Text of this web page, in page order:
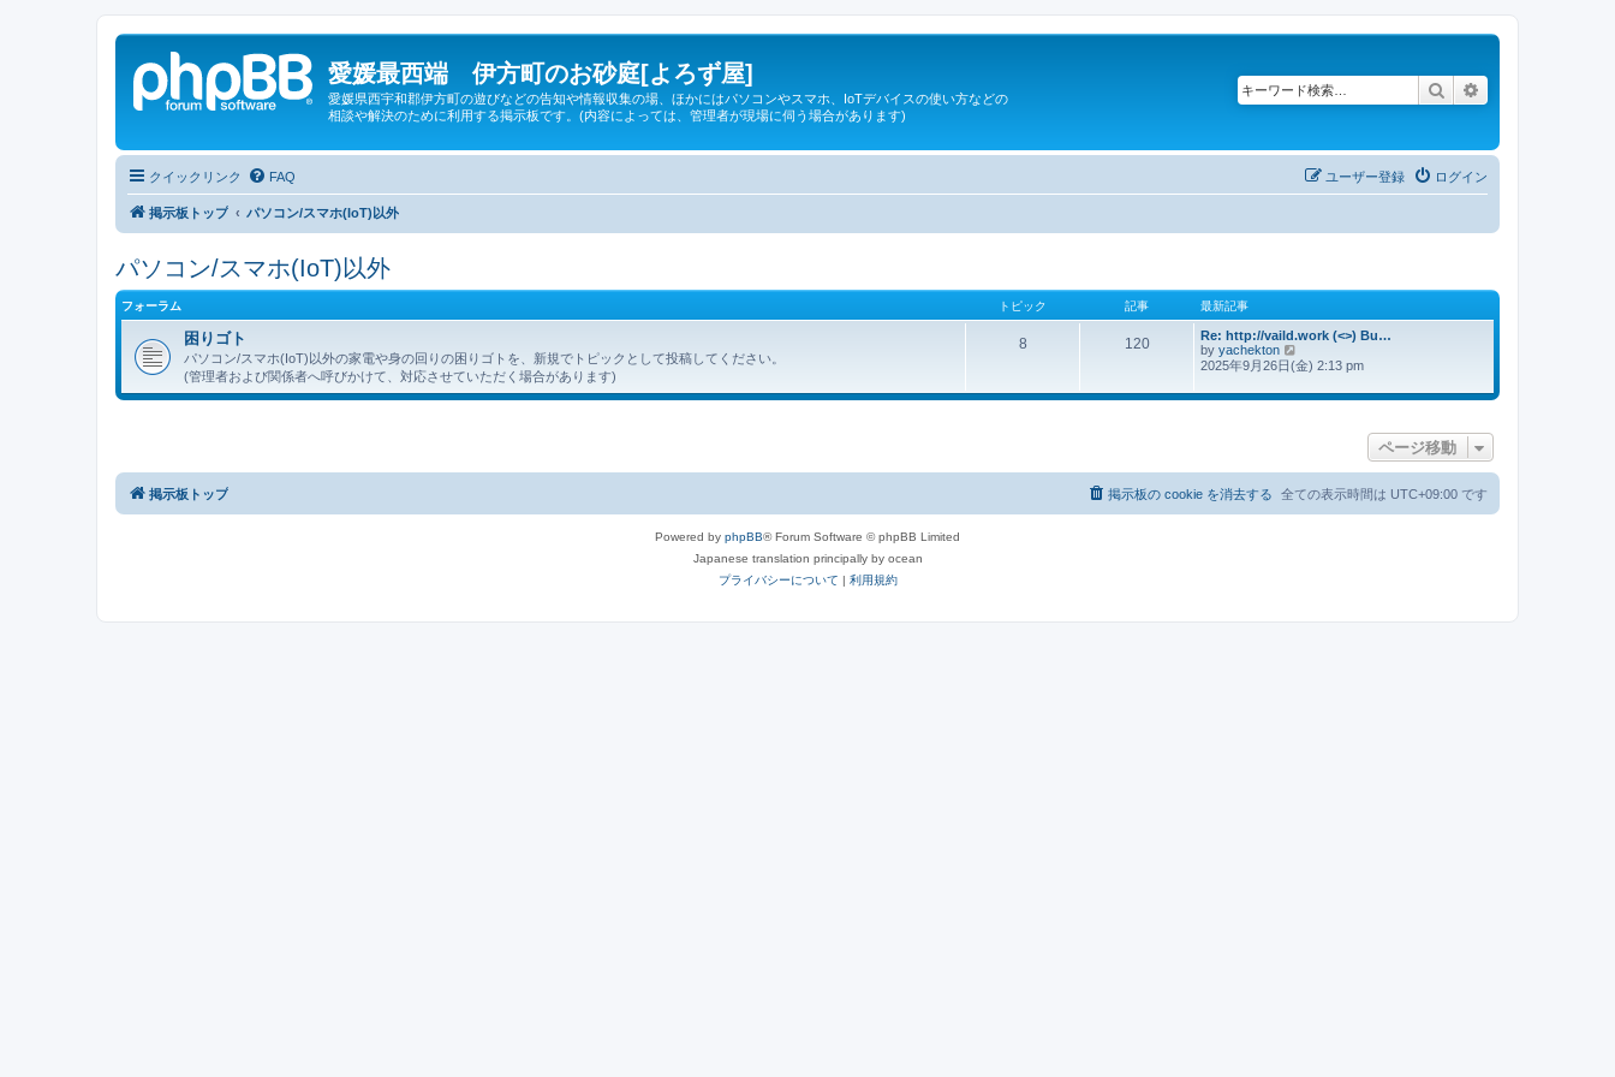
愛媛最西端 伊方町のお砂庭[よろず屋]
愛媛県西宇和郡伊方町の遊びなどの告知や情報収集の場、ほかにはパソコンやスマホ、IoTデバイスの使い方などの
相談や解決のために利用する掲示板です。(内容によっては、管理者が現場に伺う場合があります)
検索
クイックリンク FAQ ログイン
ユーザー登録
掲示板トップ パソコン/スマホ(IoT)以外
パソコン/スマホ(IoT)以外
フォーラム トピック 記事 最新記事
困りゴト
パソコン/スマホ(IoT)以外の家電や身の回りの困りゴトを、新規でトピックとして投稿してください。
(管理者および関係者へ呼びかけて、対応させていただく場合があります)
8 120
Re: http://vaild.work (<>) Bu…
by yachekton
新
事
2025年9月26日(金) 2:13 pm
ページ移動
掲示板トップ 全ての表示時間は UTC+09:00 です
掲示板の cookie を消去する
Powered by phpBB® Forum Software © phpBB Limited
Japanese translation principally by ocean
プライバシーについて | 利用規約